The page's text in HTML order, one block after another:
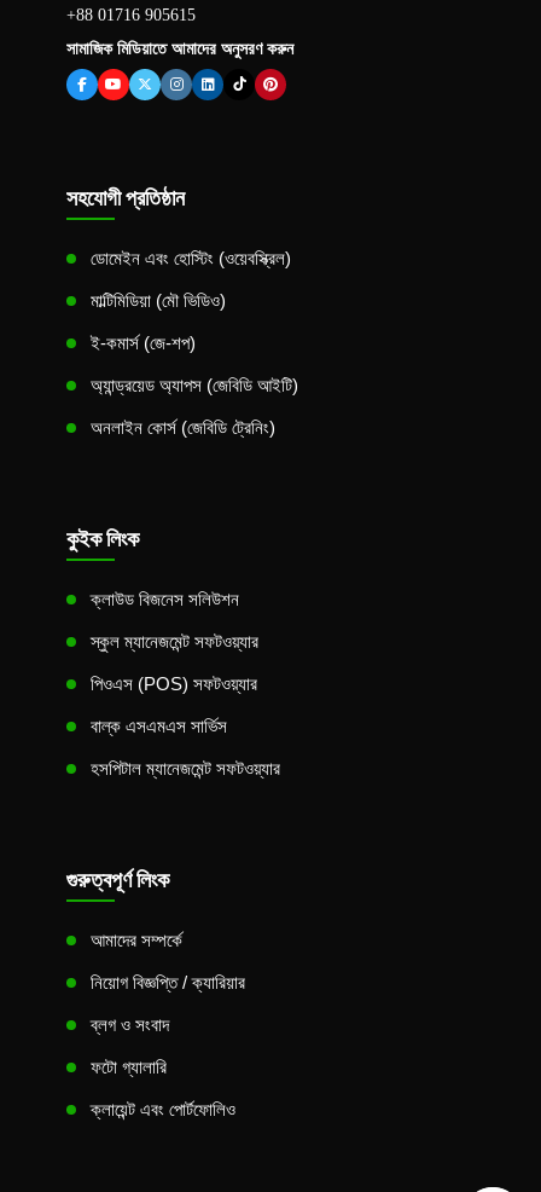
+88 01716 905615
সামাজিক মিডিয়াতে আমাদের অনুসরণ করুন
সহযোগী প্রতিষ্ঠান
ডোমেইন এবং হোস্টিং (ওয়েবস্ক্রিল)
মাল্টিমিডিয়া (মৌ ভিডিও)
ই-কমার্স (জে-শপ)
অ্যান্ড্রয়েড অ্যাপস (জেবিডি আইটি)
অনলাইন কোর্স (জেবিডি ট্রেনিং)
কুইক লিংক
ক্লাউড বিজনেস সলিউশন
স্কুল ম্যানেজমেন্ট সফটওয়্যার
পিওএস (POS) সফটওয়্যার
বাল্ক এসএমএস সার্ভিস
হসপিটাল ম্যানেজমেন্ট সফটওয়্যার
গুরুত্বপূর্ণ লিংক
আমাদের সম্পর্কে
নিয়োগ বিজ্ঞপ্তি / ক্যারিয়ার
ব্লগ ও সংবাদ
ফটো গ্যালারি
ক্লায়েন্ট এবং পোর্টফোলিও